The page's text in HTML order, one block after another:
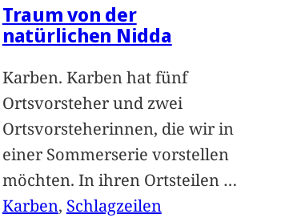
Traum von der
natürlichen Nidda
Karben. Karben hat fünf
Ortsvorsteher und zwei
Ortsvorsteherinnen, die wir in
einer Sommerserie vorstellen
möchten. In ihren Ortsteilen …
Karben, Schlagzeilen